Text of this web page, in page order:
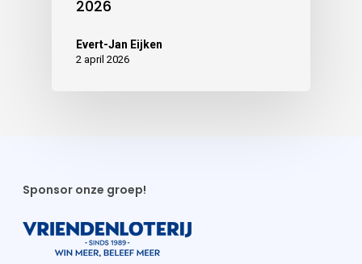
2026
Evert-Jan Eijken
2 april 2026
Sponsor onze groep!